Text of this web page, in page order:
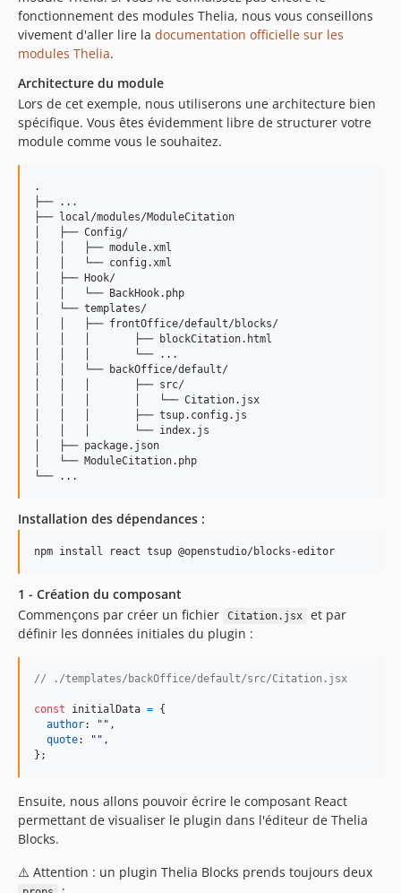
2.0.12-beta
2.0.11-beta
2.0.10-beta
2.0.9-beta
2.0.8-beta
2.0.7-beta
2.0.4-beta
2.0.3-beta
2.0.2-beta
2.0.1-beta
2.0.0-beta
0.1.17
0.1.15
dev-feat/tb-1.3.12
dev-feat/bump-version
dev-feat/infinite-groups
dev-fix/block-list
dev-fix/conflicting-css
dev-fix/highlight-block
dev-parser
fonctionnement des modules Thelia, nous vous conseillons
vivement d'aller lire la documentation officielle sur les
modules Thelia.
Architecture du module
Lors de cet exemple, nous utiliserons une architecture bien
spécifique. Vous êtes évidemment libre de structurer votre
module comme vous le souhaitez.
.
├── ...
├── local/modules/ModuleCitation
│   ├── Config/
│   │   └── config.xml
│   ├── Hook/
│   │   └── BackHook.php
│   └── templates/
│   │   └── backOffice/default/
│   ├── package.json
│   └── ModuleCitation.php
Installation des dépendances :
npm install react tsup @openstudio/blocks-editor
1 - Création du composant
Commençons par créer un fichier
Citation.jsx
et par
définir les données initiales du plugin :
// ./templates/backOffice/default/src/Citation.jsx
const initialData = {
author: "" ,
quote: "" ,
} ;
Ensuite, nous allons pouvoir écrire le composant React
permettant de visualiser le plugin dans l'éditeur de Thelia
Blocks.
⚠️ Attention : un plugin Thelia Blocks prends toujours deux